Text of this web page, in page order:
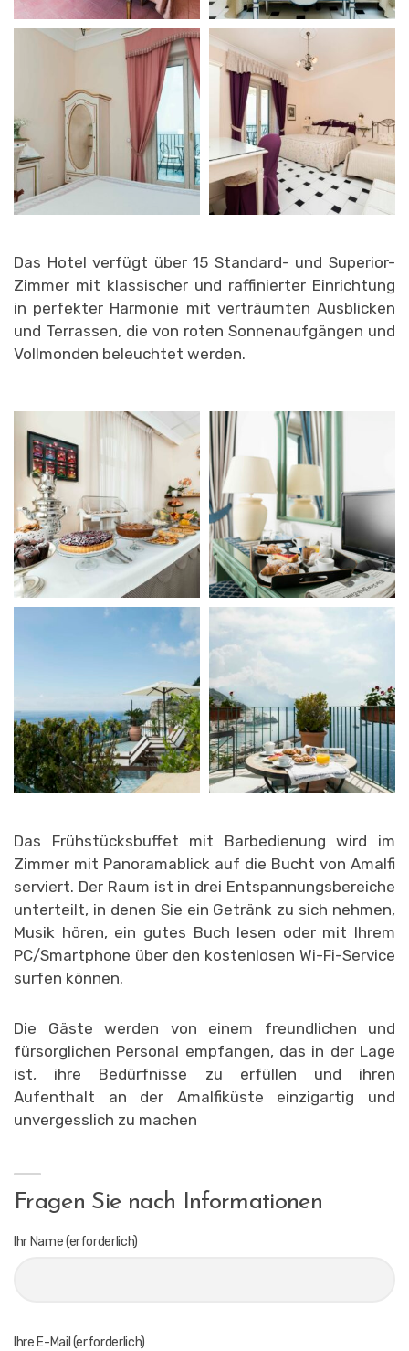
Das Hotel verfügt über 15 Standard- und Superior-
Zimmer mit klassischer und raffinierter Einrichtung
in perfekter Harmonie mit verträumten Ausblicken
und Terrassen, die von roten Sonnenaufgängen und
Vollmonden beleuchtet werden.
Das Frühstücksbuffet mit Barbedienung wird im
Zimmer mit Panoramablick auf die Bucht von Amalfi
serviert. Der Raum ist in drei Entspannungsbereiche
unterteilt, in denen Sie ein Getränk zu sich nehmen,
Musik hören, ein gutes Buch lesen oder mit Ihrem
PC/Smartphone über den kostenlosen Wi-Fi-Service
surfen können.
Die Gäste werden von einem freundlichen und
fürsorglichen Personal empfangen, das in der Lage
ist, ihre Bedürfnisse zu erfüllen und ihren
Aufenthalt an der Amalfiküste einzigartig und
unvergesslich zu machen
Fragen Sie nach Informationen
Ihr Name (erforderlich)
Ihre E-Mail (erforderlich)